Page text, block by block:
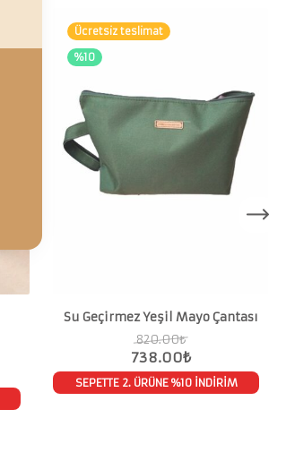
Ücretsiz teslimat
%10
Su Geçirmez Yeşil Mayo Çantası
820.00₺
738.00₺
SEPETTE 2. ÜRÜNE %10 İNDİRİM